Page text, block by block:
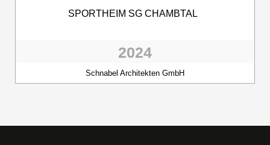
SPORTHEIM SG CHAMBTAL
2024
Schnabel Architekten GmbH